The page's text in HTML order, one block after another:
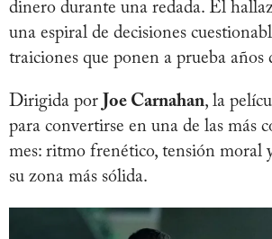
dinero durante una redada. El
una espiral de decisiones
traiciones que ponen a prueba años
Dirigida por Joe Carnahan, la
para convertirse en una de las más
mes: ritmo frenético, tensión moral
su zona más sólida.